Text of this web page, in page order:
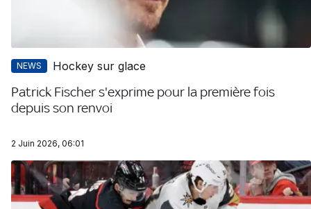
NEWS Hockey sur glace
Patrick Fischer s'exprime pour la première fois
depuis son renvoi
2 Juin 2026, 06:01